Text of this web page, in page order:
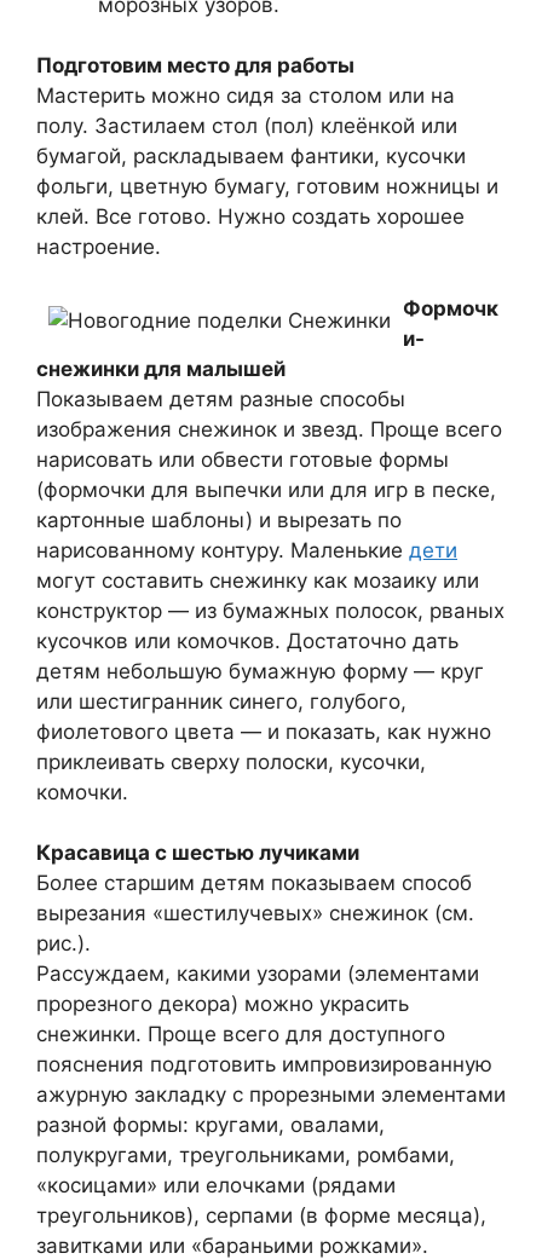
Подготовим место для работы
Мастерить можно сидя за столом или на
полу. Застилаем стол (пол) клеёнкой или
бумагой, раскладываем фантики, кусочки
фольги, цветную бумагу, готовим ножницы и
клей. Все готово. Нужно создать хорошее
настроение.
Формочк
и-
снежинки для малышей
Показываем детям разные способы
изображения снежинок и звезд. Проще всего
нарисовать или обвести готовые формы
(формочки для выпечки или для игр в песке,
картонные шаблоны) и вырезать по
нарисованному контуру. Маленькие дети
могут составить снежинку как мозаику или
конструктор — из бумажных полосок, рваных
кусочков или комочков. Достаточно дать
детям небольшую бумажную форму — круг
или шестигранник синего, голубого,
фиолетового цвета — и показать, как нужно
приклеивать сверху полоски, кусочки,
комочки.
Красавица с шестью лучиками
Более старшим детям показываем способ
вырезания «шестилучевых» снежинок (см.
рис.).
Рассуждаем, какими узорами (элементами
прорезного декора) можно украсить
снежинки. Проще всего для доступного
пояснения подготовить импровизированную
ажурную закладку с прорезными элементами
разной формы: кругами, овалами,
полукругами, треугольниками, ромбами,
«косицами» или елочками (рядами
треугольников), серпами (в форме месяца),
завитками или «бараньими рожками».